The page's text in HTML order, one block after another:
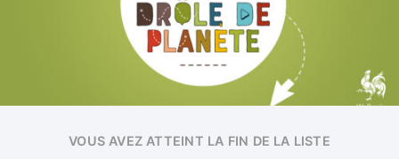
VOUS AVEZ ATTEINT LA FIN DE LA LISTE